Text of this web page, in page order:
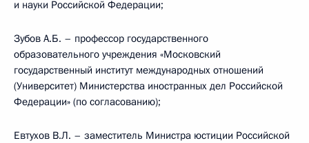
и науки Российской Федерации;
Зубов А.Б. – профессор государственного
образовательного учреждения «Московский
государственный институт международных отношений
(Университет) Министерства иностранных дел Российской
Федерации» (по согласованию);
Евтухов В.Л. – заместитель Министра юстиции Российской